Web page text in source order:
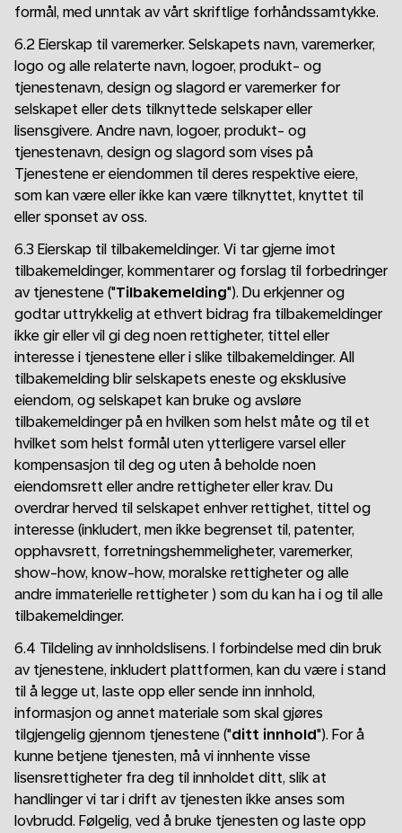
formål, med unntak av vårt skriftlige forhåndssamtykke.
6.2 Eierskap til varemerker. Selskapets navn, varemerker,
logo og alle relaterte navn, logoer, produkt- og
tjenestenavn, design og slagord er varemerker for
selskapet eller dets tilknyttede selskaper eller
lisensgivere. Andre navn, logoer, produkt- og
tjenestenavn, design og slagord som vises på
Tjenestene er eiendommen til deres respektive eiere,
som kan være eller ikke kan være tilknyttet, knyttet til
eller sponset av oss.
6.3 Eierskap til tilbakemeldinger. Vi tar gjerne imot
tilbakemeldinger, kommentarer og forslag til forbedringer
av tjenestene ("Tilbakemelding"). Du erkjenner og
godtar uttrykkelig at ethvert bidrag fra tilbakemeldinger
ikke gir eller vil gi deg noen rettigheter, tittel eller
interesse i tjenestene eller i slike tilbakemeldinger. All
tilbakemelding blir selskapets eneste og eksklusive
eiendom, og selskapet kan bruke og avsløre
tilbakemeldinger på en hvilken som helst måte og til et
hvilket som helst formål uten ytterligere varsel eller
kompensasjon til deg og uten å beholde noen
eiendomsrett eller andre rettigheter eller krav. Du
overdrar herved til selskapet enhver rettighet, tittel og
interesse (inkludert, men ikke begrenset til, patenter,
opphavsrett, forretningshemmeligheter, varemerker,
show-how, know-how, moralske rettigheter og alle
andre immaterielle rettigheter ) som du kan ha i og til alle
tilbakemeldinger.
6.4 Tildeling av innholdslisens. I forbindelse med din bruk
av tjenestene, inkludert plattformen, kan du være i stand
til å legge ut, laste opp eller sende inn innhold,
informasjon og annet materiale som skal gjøres
tilgjengelig gjennom tjenestene ("ditt innhold"). For å
kunne betjene tjenesten, må vi innhente visse
lisensrettigheter fra deg til innholdet ditt, slik at
handlinger vi tar i drift av tjenesten ikke anses som
lovbrudd. Følgelig, ved å bruke tjenesten og laste opp